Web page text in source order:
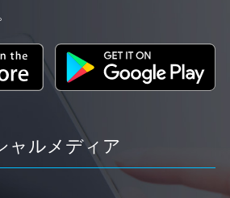
ャルメディア